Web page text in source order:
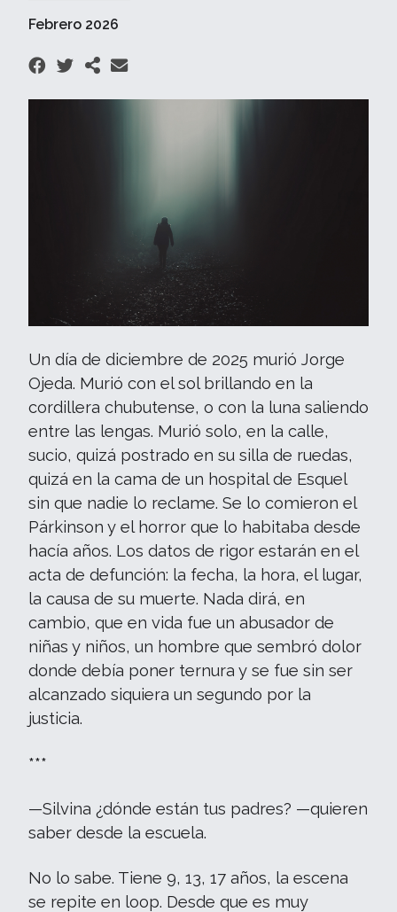
Febrero 2026
Un día de diciembre de 2025 murió Jorge
Ojeda. Murió con el sol brillando en la
cordillera chubutense, o con la luna saliendo
entre las lengas. Murió solo, en la calle,
sucio, quizá postrado en su silla de ruedas,
quizá en la cama de un hospital de Esquel
sin que nadie lo reclame. Se lo comieron el
Párkinson y el horror que lo habitaba desde
hacía años. Los datos de rigor estarán en el
acta de defunción: la fecha, la hora, el lugar,
la causa de su muerte. Nada dirá, en
cambio, que en vida fue un abusador de
niñas y niños, un hombre que sembró dolor
donde debía poner ternura y se fue sin ser
alcanzado siquiera un segundo por la
justicia.
***
—Silvina ¿dónde están tus padres? —quieren
saber desde la escuela.
No lo sabe. Tiene 9, 13, 17 años, la escena
se repite en loop. Desde que es muy